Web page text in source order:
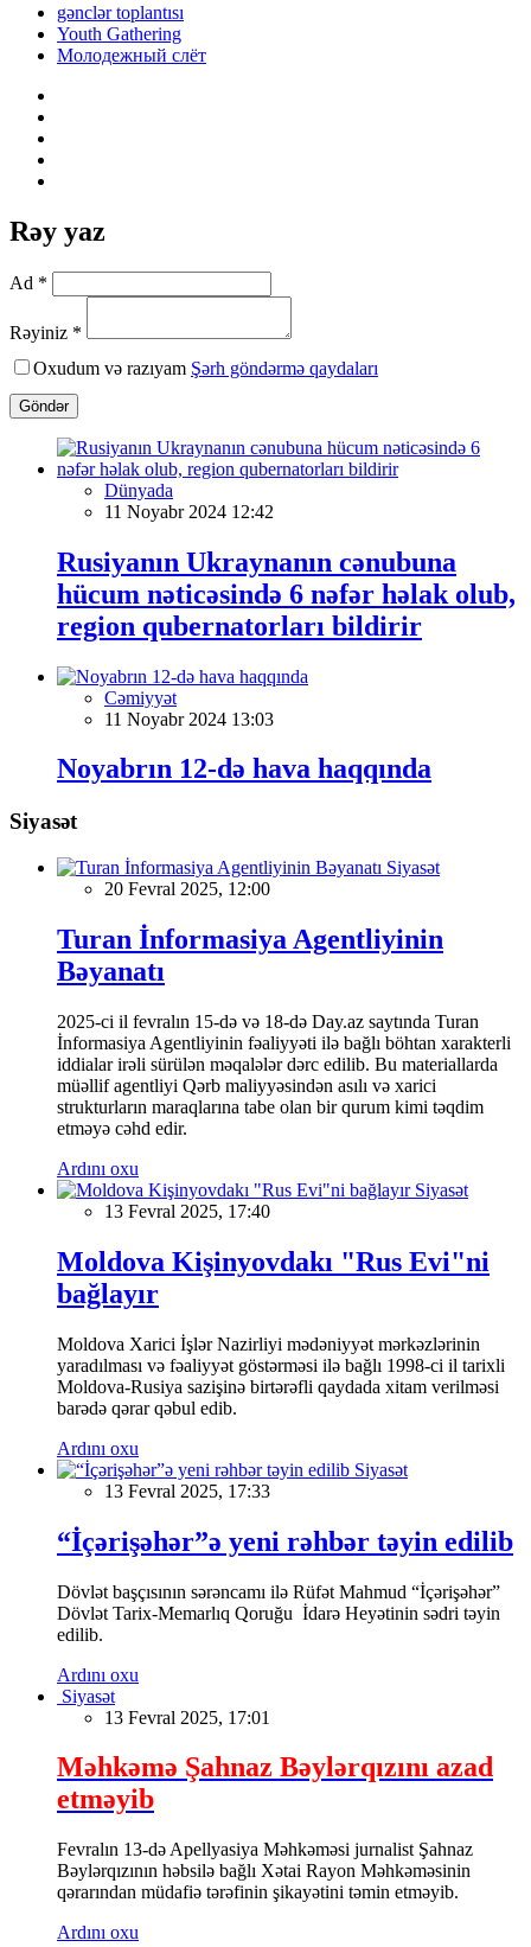
gənclər toplantısı
Youth Gathering
Молодежный слёт
Rəy yaz
Ad *
Rəyiniz *
Oxudum və razıyam Şərh göndərmə qaydaları
Göndər
Dünyada
11 Noyabr 2024 12:42
Rusiyanın Ukraynanın cənubuna
hücum nəticəsində 6 nəfər həlak olub,
region qubernatorları bildirir
Cəmiyyət
11 Noyabr 2024 13:03
Noyabrın 12-də hava haqqında
Siyasət
Siyasət
20 Fevral 2025, 12:00
Turan İnformasiya Agentliyinin
Bəyanatı
2025-ci il fevralın 15-də və 18-də Day.az saytında Turan
İnformasiya Agentliyinin fəaliyyəti ilə bağlı böhtan xarakterli
iddialar irəli sürülən məqalələr dərc edilib. Bu materiallarda
müəllif agentliyi Qərb maliyyəsindən asılı və xarici
strukturların maraqlarına tabe olan bir qurum kimi təqdim
etməyə cəhd edir.
Ardını oxu
Siyasət
13 Fevral 2025, 17:40
Moldova Kişinyovdakı "Rus Evi"ni
bağlayır
Moldova Xarici İşlər Nazirliyi mədəniyyət mərkəzlərinin
yaradılması və fəaliyyət göstərməsi ilə bağlı 1998-ci il tarixli
Moldova-Rusiya sazişinə birtərəfli qaydada xitam verilməsi
barədə qərar qəbul edib.
Ardını oxu
Siyasət
13 Fevral 2025, 17:33
“İçərişəhər”ə yeni rəhbər təyin edilib
Dövlət başçısının sərəncamı ilə Rüfət Mahmud “İçərişəhər”
Dövlət Tarix-Memarlıq Qoruğu İdarə Heyətinin sədri təyin
edilib.
Ardını oxu
Siyasət
13 Fevral 2025, 17:01
Məhkəmə Şahnaz Bəylərqızını azad
etməyib
Fevralın 13-də Apellyasiya Məhkəməsi jurnalist Şahnaz
Bəylərqızının həbsilə bağlı Xətai Rayon Məhkəməsinin
qərarından müdafiə tərəfinin şikayətini təmin etməyib.
Ardını oxu